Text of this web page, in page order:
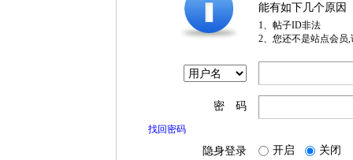
能有如下几个原因
1、帖子ID非法
2、您还不是站点会员
密 码
找回密码
隐身登录 开启 关闭